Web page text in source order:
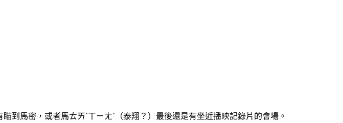
馬密，或者馬ㄊㄞˋㄒㄧㄤˊ（泰翔？）最後還是有坐近播映記錄片的會場。